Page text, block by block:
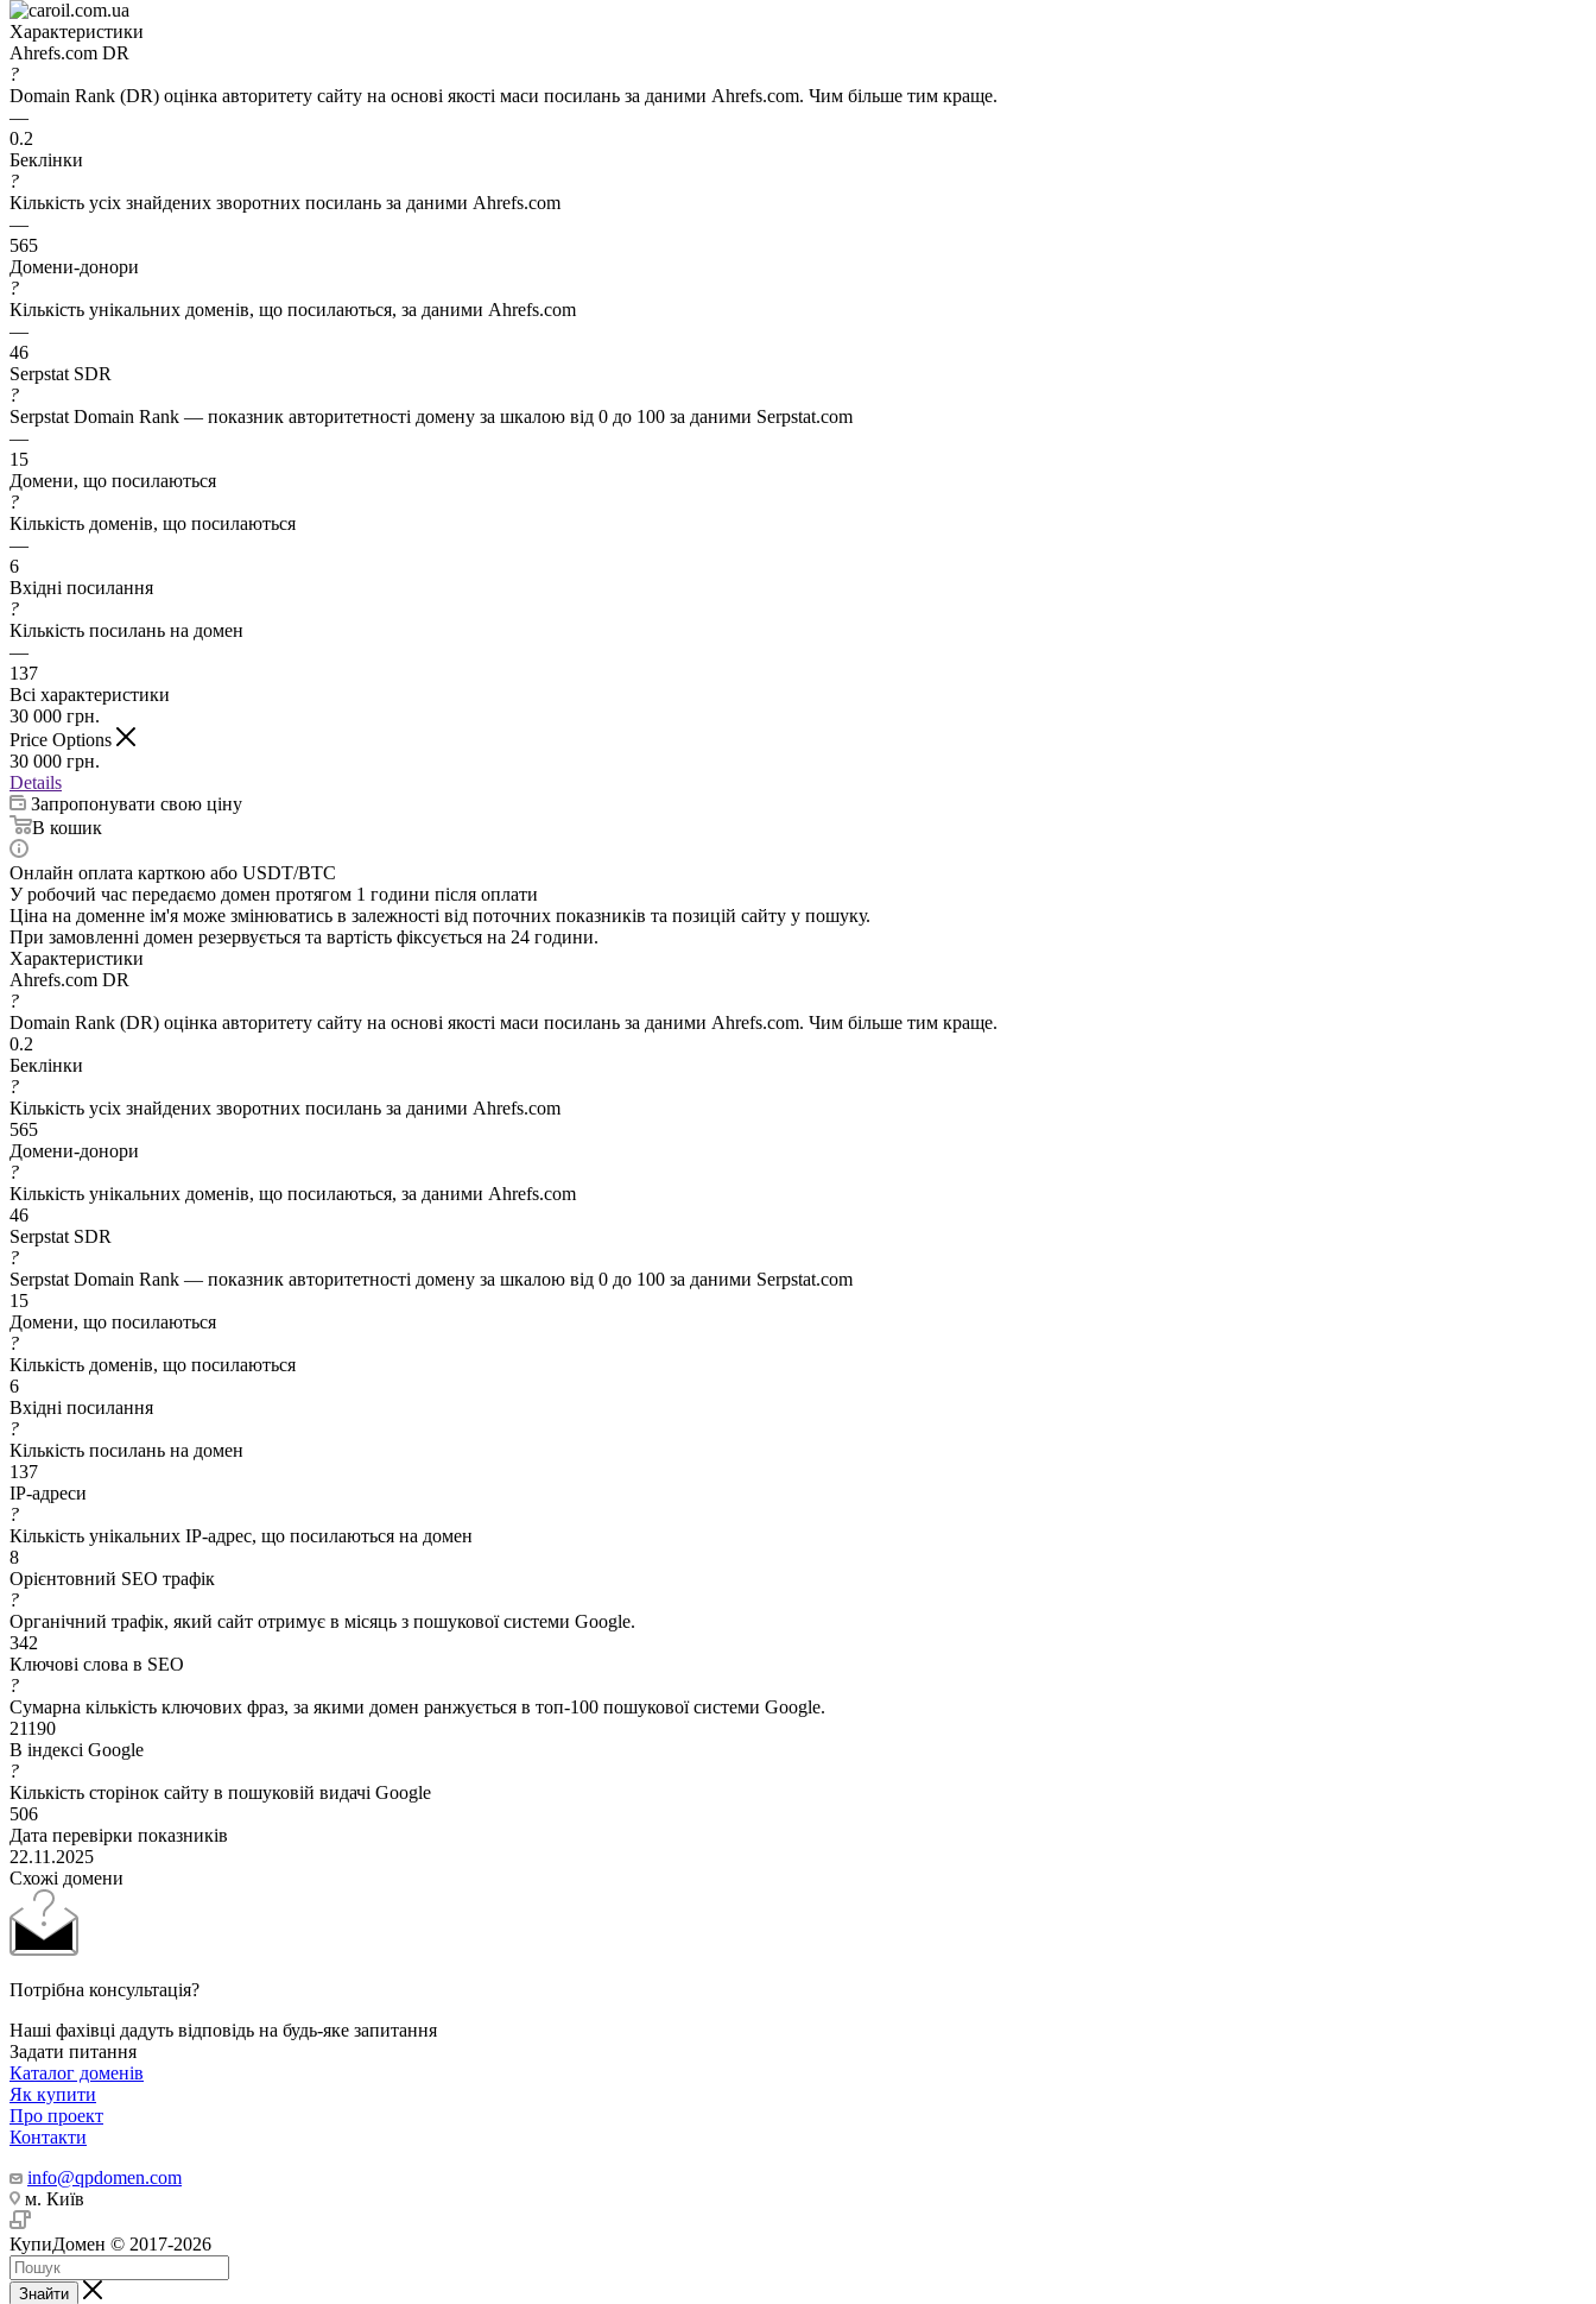
Характеристики
Ahrefs.com DR
?
Domain Rank (DR) оцінка авторитету сайту на основі якості маси посилань за даними Ahrefs.com. Чим більше тим краще.
—
0.2
Беклінки
?
Кількість усіх знайдених зворотних посилань за даними Ahrefs.com
—
565
Домени-донори
?
Кількість унікальних доменів, що посилаються, за даними Ahrefs.com
—
46
Serpstat SDR
?
Serpstat Domain Rank — показник авторитетності домену за шкалою від 0 до 100 за даними Serpstat.com
—
15
Домени, що посилаються
?
Кількість доменів, що посилаються
—
6
Вхідні посилання
?
Кількість посилань на домен
—
137
Всі характеристики
30 000 грн.
Price Options
30 000 грн.
Details
Запропонувати свою ціну
В кошик
Онлайн оплата карткою або USDT/BTC
У робочий час передаємо домен протягом 1 години після оплати
Ціна на доменне ім'я може змінюватись в залежності від поточних показників та позицій сайту у пошуку.
При замовленні домен резервується та вартість фіксується на 24 години.
Характеристики
Ahrefs.com DR
?
Domain Rank (DR) оцінка авторитету сайту на основі якості маси посилань за даними Ahrefs.com. Чим більше тим краще.
0.2
Беклінки
?
Кількість усіх знайдених зворотних посилань за даними Ahrefs.com
565
Домени-донори
?
Кількість унікальних доменів, що посилаються, за даними Ahrefs.com
46
Serpstat SDR
?
Serpstat Domain Rank — показник авторитетності домену за шкалою від 0 до 100 за даними Serpstat.com
15
Домени, що посилаються
?
Кількість доменів, що посилаються
6
Вхідні посилання
?
Кількість посилань на домен
137
IP-адреси
?
Кількість унікальних IP-адрес, що посилаються на домен
8
Орієнтовний SEO трафік
?
Органічний трафік, який сайт отримує в місяць з пошукової системи Google.
342
Ключові слова в SEO
?
Сумарна кількість ключових фраз, за якими домен ранжується в топ-100 пошукової системи Google.
21190
В індексі Google
?
Кількість сторінок сайту в пошуковій видачі Google
506
Дата перевірки показників
22.11.2025
Схожі домени
Потрібна консультація?
Наші фахівці дадуть відповідь на будь-яке запитання
Задати питання
Каталог доменів
Як купити
Про проект
Контакти
info@qpdomen.com
м. Київ
КупиДомен © 2017-2026
Знайти